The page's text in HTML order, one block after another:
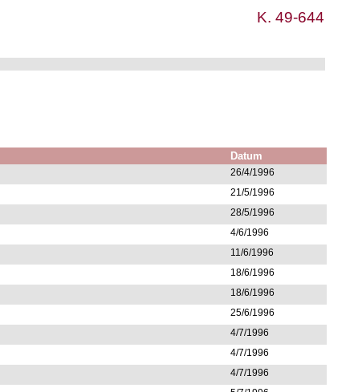
K. 49-644
Datum
26/4/1996
21/5/1996
28/5/1996
4/6/1996
11/6/1996
18/6/1996
18/6/1996
25/6/1996
4/7/1996
4/7/1996
4/7/1996